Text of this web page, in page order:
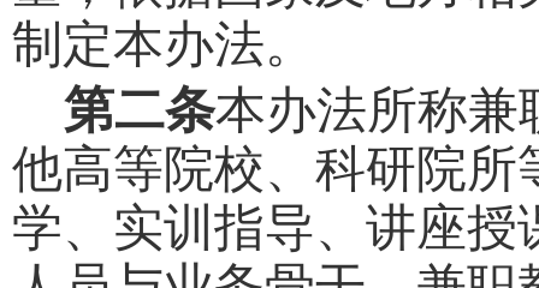
制定本办法。
第二条本办法所称兼
他高等院校、科研院所
学、实训指导、讲座